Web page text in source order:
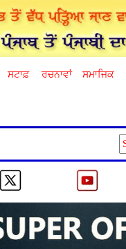
ਸਟਾਫ਼ ਰਚਨਾਵਾਂ ਸਮਾਜਿਕ